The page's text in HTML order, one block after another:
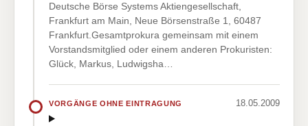
Deutsche Börse Systems Aktiengesellschaft,
Frankfurt am Main, Neue Börsenstraße 1, 60487
Frankfurt.Gesamtprokura gemeinsam mit einem
Vorstandsmitglied oder einem anderen Prokuristen:
Glück, Markus, Ludwigsha…
VORGÄNGE OHNE EINTRAGUNG 18.05.2009